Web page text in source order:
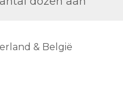
& België